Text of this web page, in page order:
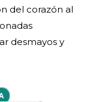
del corazón al
desmayos y